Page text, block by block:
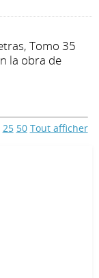
Tomo 35
la obra de
25 50 Tout afficher